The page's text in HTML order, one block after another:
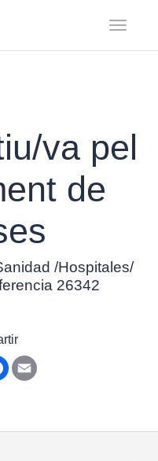
va pel
de
/Hospitales/
26342
Facebook